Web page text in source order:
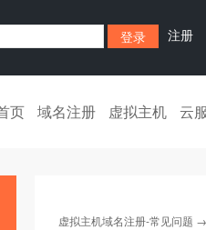
注册
页 域名注册 虚拟主机 云
虚拟主机域名注册-常见问题